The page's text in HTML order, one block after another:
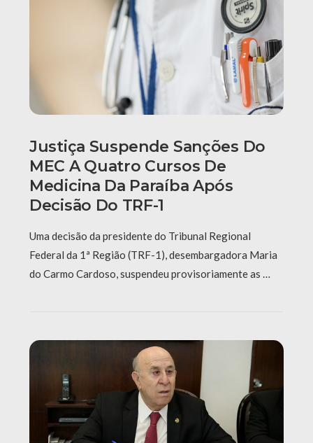
Justiça Suspende Sanções Do
MEC A Quatro Cursos De
Medicina Da Paraíba Após
Decisão Do TRF-1
Uma decisão da presidente do Tribunal Regional
Federal da 1ª Região (TRF-1), desembargadora Maria
do Carmo Cardoso, suspendeu provisoriamente as …